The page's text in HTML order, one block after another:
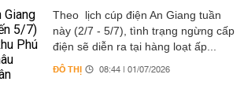
Theo lịch cúp điện An Giang tuần
này (2/7 - 5/7), tình trạng ngừng cấp
điện sẽ diễn ra tại hàng loạt ấp...
ĐÔ THỊ 08:44 | 01/07/2026